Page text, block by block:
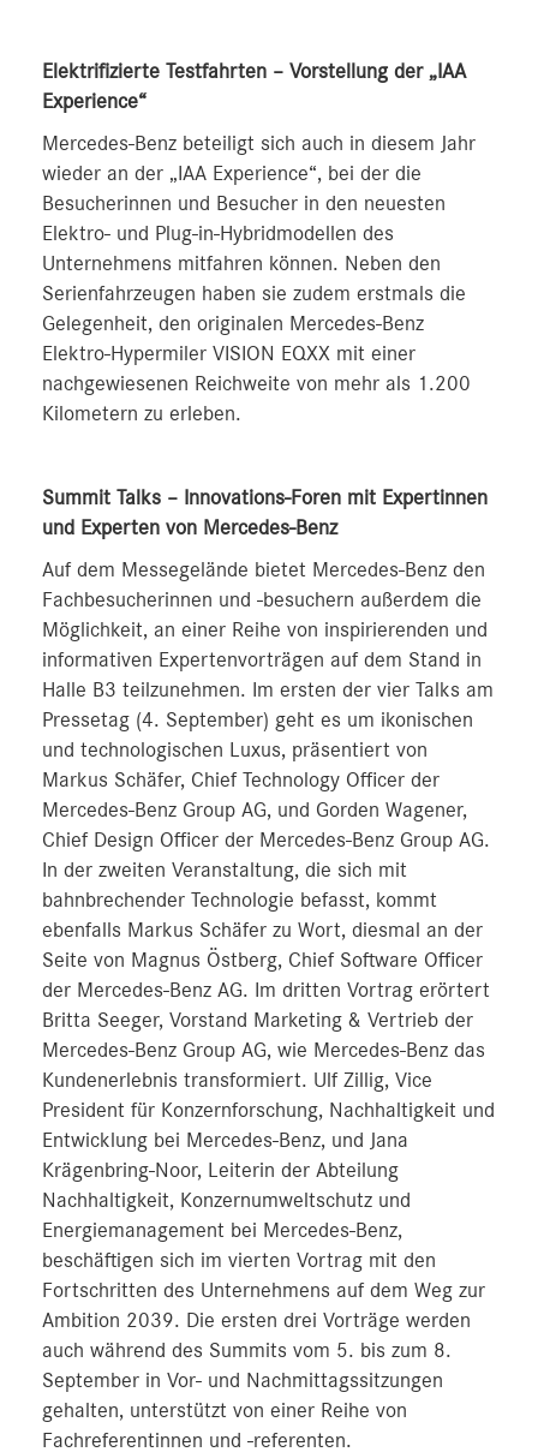
Elektrifizierte Testfahrten – Vorstellung der „IAA
Experience“
Mercedes-Benz beteiligt sich auch in diesem Jahr
wieder an der „IAA Experience“, bei der die
Besucherinnen und Besucher in den neuesten
Elektro- und Plug-in-Hybridmodellen des
Unternehmens mitfahren können. Neben den
Serienfahrzeugen haben sie zudem erstmals die
Gelegenheit, den originalen Mercedes-Benz
Elektro-Hypermiler VISION EQXX mit einer
nachgewiesenen Reichweite von mehr als 1.200
Kilometern zu erleben.
Summit Talks – Innovations-Foren mit Expertinnen
und Experten von Mercedes-Benz
Auf dem Messegelände bietet Mercedes-Benz den
Fachbesucherinnen und -besuchern außerdem die
Möglichkeit, an einer Reihe von inspirierenden und
informativen Expertenvorträgen auf dem Stand in
Halle B3 teilzunehmen. Im ersten der vier Talks am
Pressetag (4. September) geht es um ikonischen
und technologischen Luxus, präsentiert von
Markus Schäfer, Chief Technology Officer der
Mercedes-Benz Group AG, und Gorden Wagener,
Chief Design Officer der Mercedes-Benz Group AG.
In der zweiten Veranstaltung, die sich mit
bahnbrechender Technologie befasst, kommt
ebenfalls Markus Schäfer zu Wort, diesmal an der
Seite von Magnus Östberg, Chief Software Officer
der Mercedes-Benz AG. Im dritten Vortrag erörtert
Britta Seeger, Vorstand Marketing & Vertrieb der
Mercedes-Benz Group AG, wie Mercedes-Benz das
Kundenerlebnis transformiert. Ulf Zillig, Vice
President für Konzernforschung, Nachhaltigkeit und
Entwicklung bei Mercedes‑Benz, und Jana
Krägenbring-Noor, Leiterin der Abteilung
Nachhaltigkeit, Konzernumweltschutz und
Energiemanagement bei Mercedes-Benz,
beschäftigen sich im vierten Vortrag mit den
Fortschritten des Unternehmens auf dem Weg zur
Ambition 2039. Die ersten drei Vorträge werden
auch während des Summits vom 5. bis zum 8.
September in Vor- und Nachmittagssitzungen
gehalten, unterstützt von einer Reihe von
Fachreferentinnen und -referenten.